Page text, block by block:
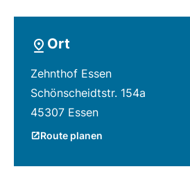
Ort
Zehnthof Essen
Schönscheidtstr. 154a
45307 Essen
Route planen